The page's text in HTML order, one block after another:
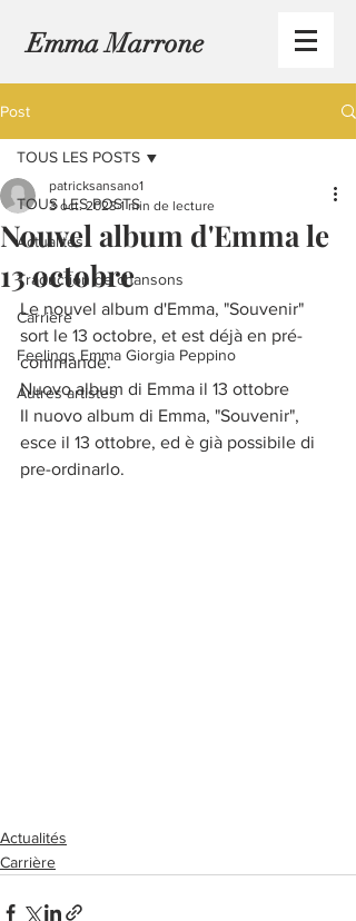
Emma Marrone
Post
TOUS LES POSTS
Actualités
Traduction de chansons
Carrière
Feelings Emma Giorgia Peppino
Autres artistes
TOUS LES POSTS
Nouvel album d'Emma le
13 octobre
patricksansano1
3 oct. 2023 1 min de lecture
Le nouvel album d'Emma, "Souvenir"
sort le 13 octobre, et est déjà en pré-
commande.
Nuovo album di Emma il 13 ottobre
Il nuovo album di Emma, "Souvenir",
esce il 13 ottobre, ed è già possibile di
pre-ordinarlo.
Actualités
Carrière